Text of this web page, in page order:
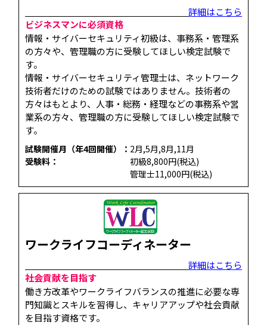
詳細はこちら
ビジネスマンに必須資格
情報・サイバーセキュリティ初級は、事務系・管理系
の方々や、管理職の方に受験してほしい検定試験で
す。
情報・サイバーセキュリティ管理士は、ネットワーク
技術者だけのための試験ではありません。技術者の
方々はもとより、人事・総務・経理などの事務系や営
業系の方々、管理職の方に受験してほしい検定試験で
す。
試験開催月（年4回開催）： 2月,5月,8月,11月
受験料：
初級8,800円(税込)
管理士11,000円(税込)
ワークライフコーディネーター
詳細はこちら
社会貢献を目指す
働き方改革やワークライフバランスの推進に必要な専
門知識とスキルを習得し、キャリアアップや社会貢献
を目指す資格です。